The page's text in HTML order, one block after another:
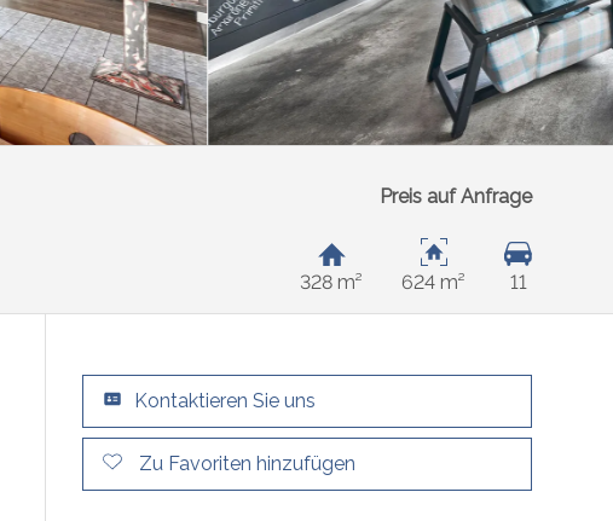
Preis auf Anfrage
328 m² 624 m² 11
Kontaktieren Sie uns
Zu Favoriten hinzufügen